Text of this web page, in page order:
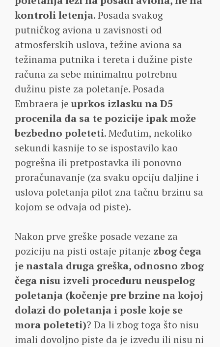
kontroli letenja. Posada svakog
putničkog aviona u zavisnosti od
atmosferskih uslova, težine aviona sa
težinama putnika i tereta i dužine piste
računa za sebe minimalnu potrebnu
dužinu piste za poletanje. Posada
Embraera je uprkos izlasku na D5
procenila da sa te pozicije ipak može
bezbedno poleteti. Međutim, nekoliko
sekundi kasnije to se ispostavilo kao
pogrešna ili pretpostavka ili ponovno
proračunavanje (za svaku opciju daljine i
uslova poletanja pilot zna tačnu brzinu sa
kojom se odvaja od piste).
Nakon prve greške posade vezane za
poziciju na pisti ostaje pitanje zbog čega
je nastala druga greška, odnosno zbog
čega nisu izveli proceduru neuspelog
poletanja (kočenje pre brzine na kojoj
dolazi do poletanja i posle koje se
mora poleteti)? Da li zbog toga što nisu
imali dovoljno piste da je izvedu ili nisu ni